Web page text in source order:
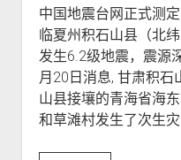
中国地震台网正式测
临夏州积石山县（北
发生6.2级地震，震源
月20日消息, 甘肃积石
山县接壤的青海省海
和草滩村发生了次生